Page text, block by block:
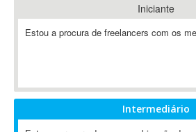
A-GPS
ABAP
Abaqus
Iniciante
Estou a procura de freelancers com os
Intermediário